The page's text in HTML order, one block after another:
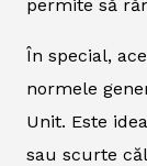
permite să
În special,
normele
Unit. Este
sau scurte